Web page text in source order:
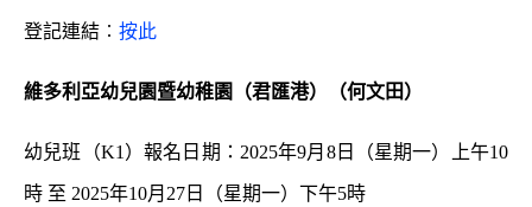
登記連結︰ 按此
維多利亞幼兒園暨幼稚園（君匯港）（何文田）
幼兒班（K1）報名日期：2025年9月8日（星期一）上午10
時 至 2025年10月27日（星期一）下午5時